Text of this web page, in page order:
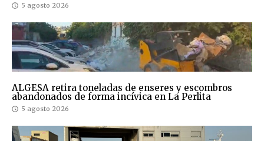
5 agosto 2026
ALGESA retira toneladas de enseres y escombros
abandonados de forma incívica en La Perlita
5 agosto 2026